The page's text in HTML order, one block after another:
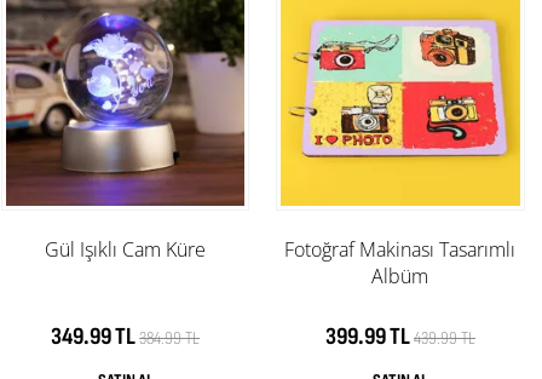
Gül Işıklı Cam Küre
349.99 TL384.99 TL
Fotoğraf Makinası Tasarımlı
Albüm
399.99 TL439.99 TL